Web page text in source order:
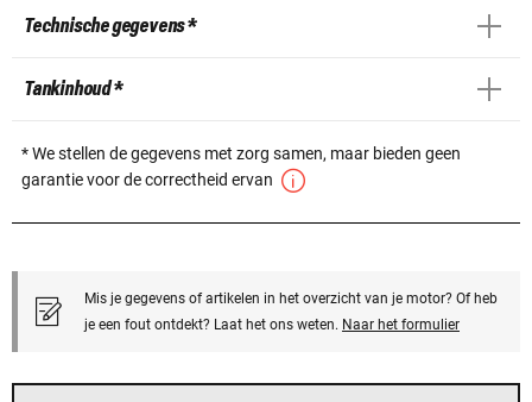
Technische gegevens *
Tankinhoud *
* We stellen de gegevens met zorg samen, maar bieden geen
garantie voor de correctheid ervan
Mis je gegevens of artikelen in het overzicht van je motor? Of heb
je een fout ontdekt? Laat het ons weten. Naar het formulier